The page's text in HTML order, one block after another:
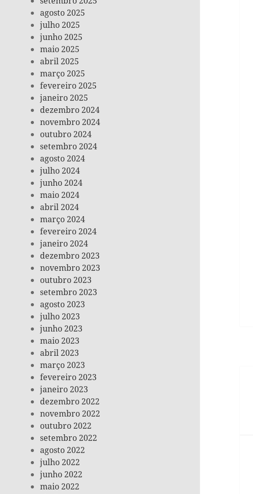
agosto 2025
julho 2025
junho 2025
maio 2025
abril 2025
março 2025
fevereiro 2025
janeiro 2025
dezembro 2024
novembro 2024
outubro 2024
setembro 2024
agosto 2024
julho 2024
junho 2024
maio 2024
abril 2024
março 2024
fevereiro 2024
janeiro 2024
dezembro 2023
novembro 2023
outubro 2023
setembro 2023
agosto 2023
julho 2023
junho 2023
maio 2023
abril 2023
março 2023
fevereiro 2023
janeiro 2023
dezembro 2022
novembro 2022
outubro 2022
setembro 2022
agosto 2022
julho 2022
junho 2022
maio 2022